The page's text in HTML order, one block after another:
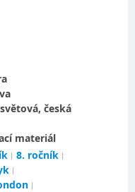
česká
materiál
8. ročník